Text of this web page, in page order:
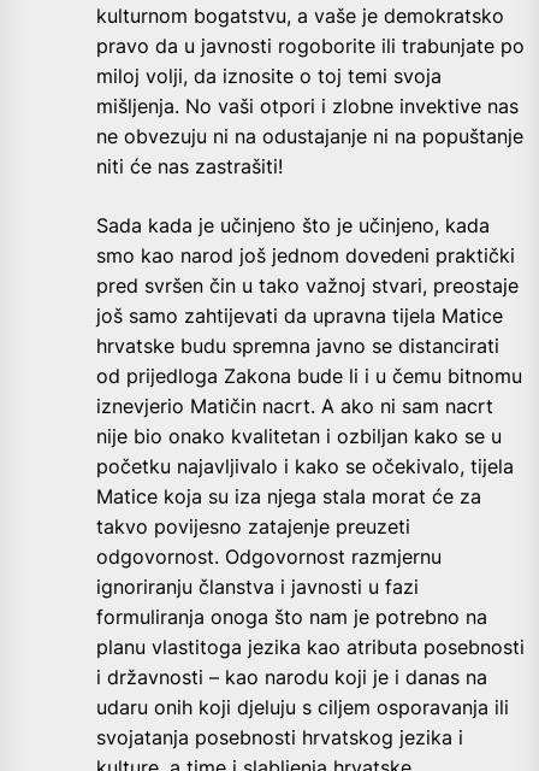
kulturnom bogatstvu, a vaše je demokratsko
pravo da u javnosti rogoborite ili trabunjate po
miloj volji, da iznosite o toj temi svoja
mišljenja. No vaši otpori i zlobne invektive nas
ne obvezuju ni na odustajanje ni na popuštanje
niti će nas zastrašiti!
Sada kada je učinjeno što je učinjeno, kada
smo kao narod još jednom dovedeni praktički
pred svršen čin u tako važnoj stvari, preostaje
još samo zahtijevati da upravna tijela Matice
hrvatske budu spremna javno se distancirati
od prijedloga Zakona bude li i u čemu bitnomu
iznevjerio Matičin nacrt. A ako ni sam nacrt
nije bio onako kvalitetan i ozbiljan kako se u
početku najavljivalo i kako se očekivalo, tijela
Matice koja su iza njega stala morat će za
takvo povijesno zatajenje preuzeti
odgovornost. Odgovornost razmjernu
ignoriranju članstva i javnosti u fazi
formuliranja onoga što nam je potrebno na
planu vlastitoga jezika kao atributa posebnosti
i državnosti – kao narodu koji je i danas na
udaru onih koji djeluju s ciljem osporavanja ili
svojatanja posebnosti hrvatskog jezika i